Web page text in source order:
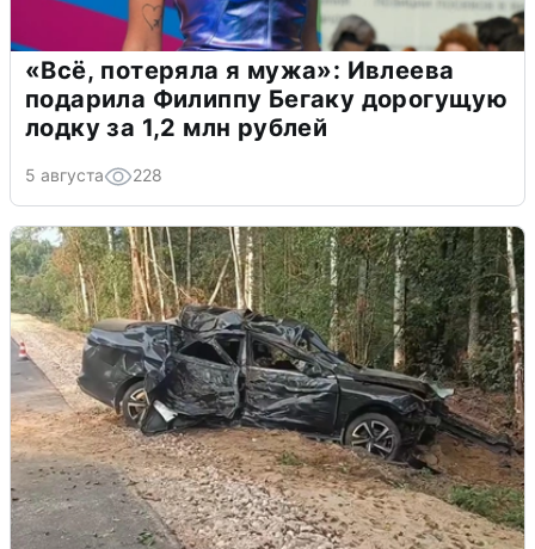
«Всё, потеряла я мужа»: Ивлеева
подарила Филиппу Бегаку дорогущую
лодку за 1,2 млн рублей
5 августа 228